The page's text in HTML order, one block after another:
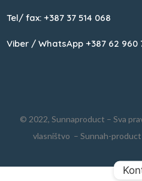
Tel/ fax: +387 37 514 068
Viber / WhatsApp +387 62 960
© 2022, Sunnaproduct – Sva
vlasništvo – Sunnah-